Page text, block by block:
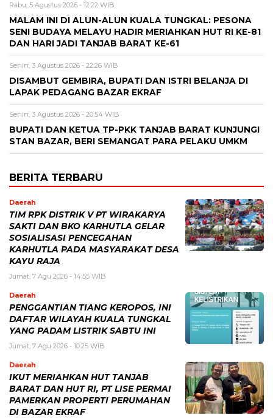
Rabu, 5 Agustus 2026 - 12:22 WIB
MALAM INI DI ALUN-ALUN KUALA TUNGKAL: PESONA
SENI BUDAYA MELAYU HADIR MERIAHKAN HUT RI KE-81
DAN HARI JADI TANJAB BARAT KE-61
Senin, 3 Agustus 2026 - 22:26 WIB
DISAMBUT GEMBIRA, BUPATI DAN ISTRI BELANJA DI
LAPAK PEDAGANG BAZAR EKRAF
Senin, 3 Agustus 2026 - 20:54 WIB
BUPATI DAN KETUA TP-PKK TANJAB BARAT KUNJUNGI
STAN BAZAR, BERI SEMANGAT PARA PELAKU UMKM
BERITA TERBARU
Daerah
TIM RPK DISTRIK V PT WIRAKARYA
SAKTI DAN BKO KARHUTLA GELAR
SOSIALISASI PENCEGAHAN
KARHUTLA PADA MASYARAKAT DESA
KAYU RAJA
Jumat, 7 Agu 2026 - 14:55 WIB
Daerah
PENGGANTIAN TIANG KEROPOS, INI
DAFTAR WILAYAH KUALA TUNGKAL
YANG PADAM LISTRIK SABTU INI
Jumat, 7 Agu 2026 - 10:25 WIB
Daerah
IKUT MERIAHKAN HUT TANJAB
BARAT DAN HUT RI, PT LISE PERMAI
PAMERKAN PROPERTI PERUMAHAN
DI BAZAR EKRAF